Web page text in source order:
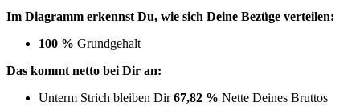
Im Diagramm erkennst Du, wie sich Deine Bezüge verteilen:
100 % Grundgehalt
Das kommt netto bei Dir an:
Unterm Strich bleiben Dir67,82 % Nette Deines Bruttos